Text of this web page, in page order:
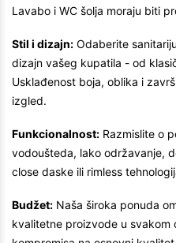
Lavabo i WC šolja moraju biti
Stil i dizajn: Odaberite
dizajn vašeg kupatila - od
Usklađenost boja, oblika i
izgled.
Funkcionalnost: Razmislite o
vodoušteda, lako održavanje,
close daske ili rimless
Budžet: Naša široka ponuda
kvalitetne proizvode u svakom